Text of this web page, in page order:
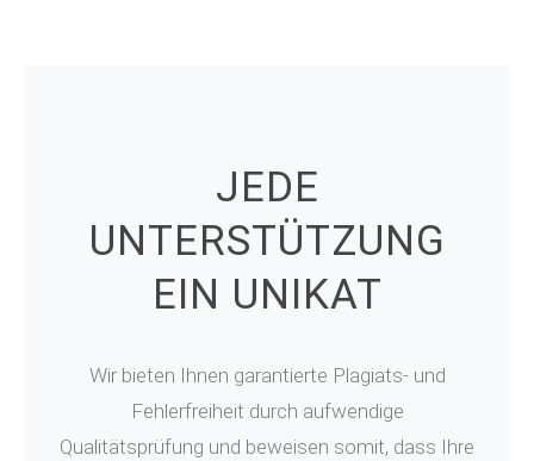
JEDE
UNTERSTÜTZUNG
EIN UNIKAT
Wir bieten Ihnen garantierte Plagiats- und
Fehlerfreiheit durch aufwendige
Qualitätsprüfung und beweisen somit, dass Ihre